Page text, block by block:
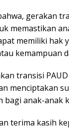
gerakan
memastikan
memiliki hak
kemampuan
transisi
menciptakan
anak-anak
terima kasih